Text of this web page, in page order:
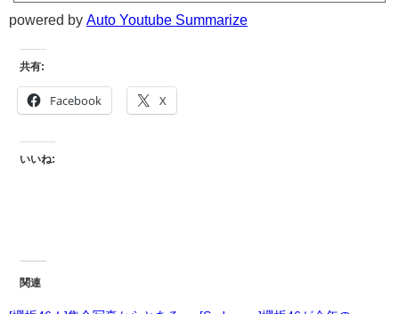
powered by Auto Youtube Summarize
共有:
Facebook X
いいね:
関連